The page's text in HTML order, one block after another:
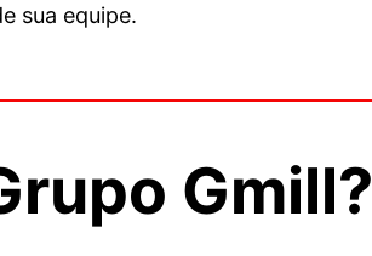
sua equipe.
Gmill?